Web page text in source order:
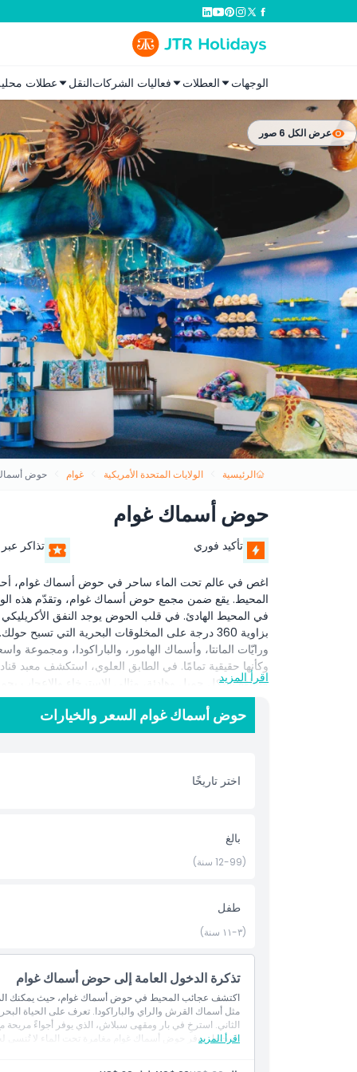
الوجهات العطلات فعاليات الشركاتالنقل عطلات
عرض الكل 6 صور
الرئيسية الولايات المتحدة الأمريكية غوام حوض
حوض أسماك غوام
تأكيد فوري تذاكر
اغص في عالم تحت الماء ساحر في حوض أسماك غوام، أحد
المحيط. يقع ضمن مجمع حوض أسماك غوام، وتقدّم هذه
بزاوية 360 درجة على المخلوقات البحرية التي
ورايّات المانتا، وأسماك الهامور، والباراكودا، ومجموعة
وكأنها حقيقية تمامًا. في الطابق العلوي، استكشف معبد
مضاءة بشكل جميل وهادئة، مثالي للاسترخاء والإعجاب
ذلك أنقليس موراي، وسمك النفاخ، ونجوم بحر تاج
عرض معلومات تعليمية، مما يجعل زيارتك مفيدة
الواقعان خارج الحوض مباشرة. بإطلالة على بحيرة مضاءة
العائلة، وسحر الجزيرة. لا تفوّت هذا المعلم الذي يجب
المتضمنات
سياسة الأطفال والبالغين
الاستثناءات
ساعات العمل
ما يجب معرفته
اقرأ المزيد
حوض أسماك غوام السعر والخيارات
اختر تاريخًا
بالغ
(12-99 سنة)
طفل
(٣-١١ سنة)
تذكرة الدخول العامة إلى حوض أسماك غوام
مثل أسماك القرش والراي والباراكودا. تعرف على الحياة
الثاني. استرخِ في بار ومقهى سبلاش، الذي يوفر أجواءً مريحة
المحيط، يوفر حوض أسماك غوام مغامرة تحت الماء لا تُنسى
اقرأ المزيد